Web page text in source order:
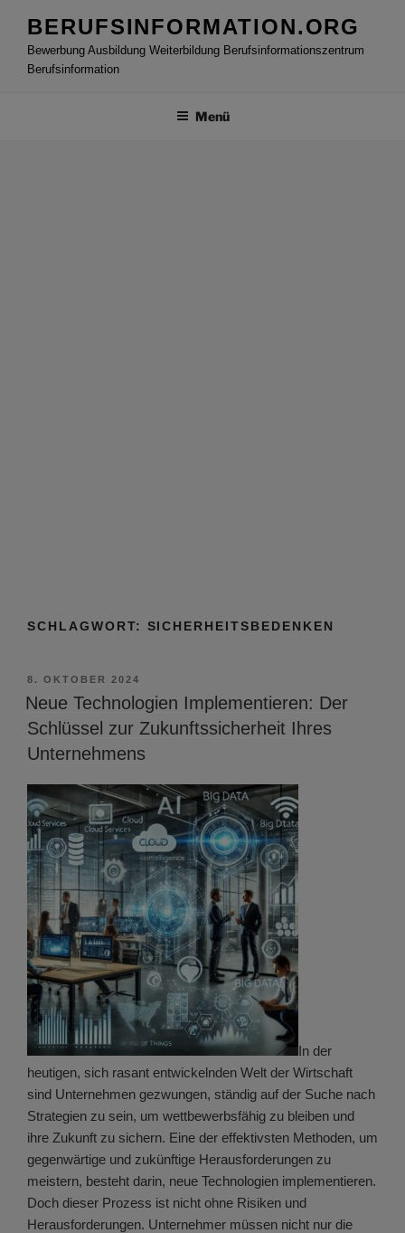
Inhalt
springen
BERUFSINFORMATION.ORG
Bewerbung Ausbildung Weiterbildung Berufsinformationszentrum
Berufsinformation
Menü
SCHLAGWORT: SICHERHEITSBEDENKEN
VERÖFFENTLICHT
AM
8. OKTOBER 2024
Neue Technologien Implementieren: Der
Schlüssel zur Zukunftssicherheit Ihres
Unternehmens
In der
heutigen, sich rasant entwickelnden Welt der Wirtschaft
sind Unternehmen gezwungen, ständig auf der Suche nach
Strategien zu sein, um wettbewerbsfähig zu bleiben und
ihre Zukunft zu sichern. Eine der effektivsten Methoden, um
gegenwärtige und zukünftige Herausforderungen zu
meistern, besteht darin, neue Technologien implementieren.
Doch dieser Prozess ist nicht ohne Risiken und
Herausforderungen. Unternehmer müssen nicht nur die